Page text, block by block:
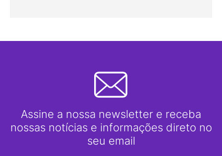
Assine a nossa newsletter e receba
nossas notícias e informações direto no
seu email